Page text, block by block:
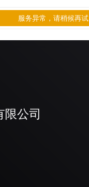
限公司
服务异常，请稍候再试